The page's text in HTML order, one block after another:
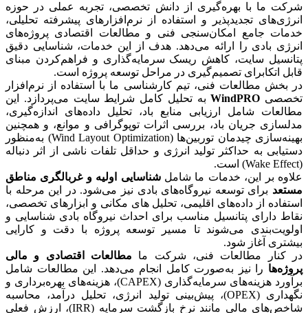
شرکت ما با بهره‌گیری از دانش تخصصی، تجربه عملی در حوزه
انرژی‌های تجدیدپذیر و استفاده از نرم‌افزارهای پیشرفته تحلیلی،
خدمات جامع امکان‌سنجی فنی و مطالعات اقتصادی پروژه‌های
انرژی بادی را ارائه می‌دهد. هدف از این خدمات، شناسایی دقیق
پتانسیل سایت، کاهش ریسک سرمایه‌گذاری و فراهم‌کردن مبنای
قابل اتکابرای تصمیم‌گیری در مراحل توسعه پروژه است.
در بخش مطالعات فنی، تیم کارشناسی ما با استفاده از نرم‌افزار
تخصصی WindPROبه تحلیل کامل شرایط سایت می‌پردازد. این
مطالعات شامل ارزیابی منابع باد، تحلیل داده‌های اندازه‌گیری،
مدلسازی جریان باد، بررسی اثرات توپوگرافی و موانع، و همچنین
بهینه‌سازی چیدمان توربین‌ها (Wind Layout Optimization) به‌منظور
دستیابی به حداکثر تولید انرژی و حداقل تلفات ناشی از اثر دنباله
(Wake Effect) است.
علاوه بر این، خدمات ما شاملشناسایی اولیه و غربالگری مناطق
مستعد برای توسعه نیروگاه‌های بادی نیز می‌شود. در این مرحله با
استفاده از داده‌های اقلیمی، تحلیل‌ های مکانی و ابزارهای تخصصی،
نقاط دارای پتانسیل مناسب برای احداث نیروگاه بادی شناسایی و
اولویت‌بندی می‌شوند تا مسیر توسعه پروژه با دقت و کارایی
بیشتری آغاز شود.
در کنار مطالعات فنی، شرکت ما مطالعات اقتصادی و مالی
پروژه‌ها را نیز به‌صورت کامل انجام می‌دهد. این مطالعات شامل
برآورد هزینه‌های سرمایه‌گذاری (CAPEX)، هزینه‌های بهره‌برداری و
نگهداری (OPEX)، پیش‌بینی تولید انرژی، تحلیل درآمد، محاسبه
شاخص‌های مالی مانند نرخ بازگشت سرمایه (IRR)، ارزش فعلی